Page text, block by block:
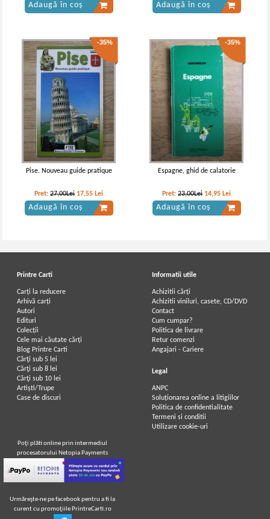
Adaugă în coș Adaugă în coș
-35%
Pise. Nouveau guide pratique
Pret:27,00Lei 17,55 Lei
Adaugă în coș
-35%
Espagne, ghid de calatorie
Pret:23,00Lei 14,95 Lei
Adaugă în coș
Printre Carti
Carți la reducere
Arhivă carți
Autori
Edituri
Colecții
Cele mai căutate cărți
Blog Printre Carti
Cărţi sub 5 lei
Cărţi sub 8 lei
Cărţi sub 10 lei
Artiști/Trupe
Case de discuri
Informatii utile
Achizitii cărți
Achizitii viniluri, casete, CD/DVD
Contact
Cum cumpar?
Politica de livrare
Retur comenzi
Angajari - Cariere
Legal
ANPC
Soluționarea online a litigiilor
Politica de confidentialitate
Termeni si conditii
Utilizare cookie-uri
Poţi plăti online prin intermediul
procesatorului Netopia Payments
Urmăreşte-ne pe facebook pentru a fi la
curent cu promoţiile PrintreCarti.ro